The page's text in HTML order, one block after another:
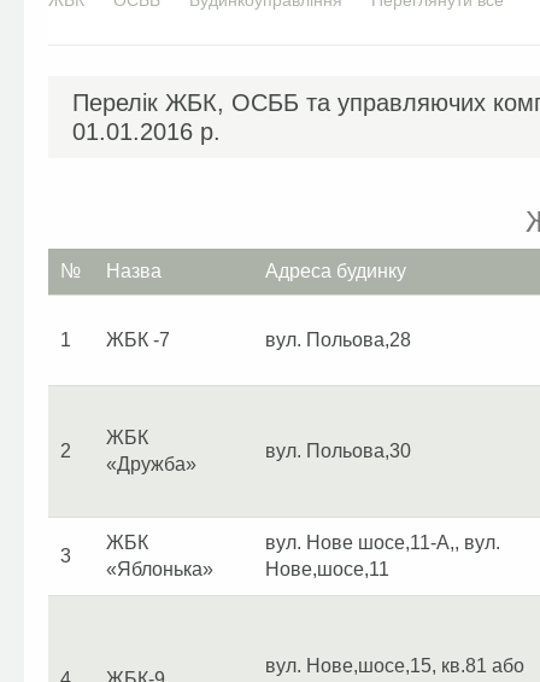
вкладки
Перелік ЖБК, ОСББ та управляючих
01.01.2016 р.
№ Назва Адреса будинку
1 ЖБК -7 вул. Польова,28
2
ЖБК
«Дружба»
вул. Польова,30
3
ЖБК
«Яблонька»
вул. Нове шосе,11-А,, вул.
Нове,шосе,11
вул. Нове,шосе,15, кв.81 або